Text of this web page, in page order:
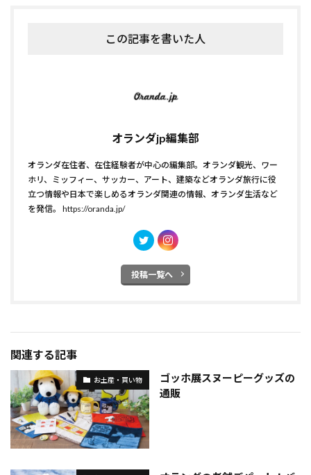
この記事を書いた人
オランダjp編集部
オランダ在住者、在住経験者が中心の編集部。オランダ観光、ワー
ホリ、ミッフィー、サッカー、アート、建築などオランダ旅行に役
立つ情報や日本で楽しめるオランダ関連の情報、オランダ生活など
を発信。 https://oranda.jp/
投稿一覧へ
関連する記事
お土産・買い物
ゴッホ展スヌーピーグッズの
通販